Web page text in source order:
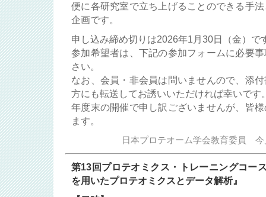
便に各研究室で立ち上げることのできる手
企画です。
申し込み締め切りは2026年1月30日（金）で
参加希望者は、下記の参加フォームに必要
さい。
なお、会員・非会員は問いませんので、添
方にも転送してお誘いいただければ幸いです
年度末の開催で申し訳ございませんが、皆
ます。
日本プロテオーム学会教育委員
第13回プロテオミクス・トレーニングコー
を用いたプロテオミクスとデータ解析』